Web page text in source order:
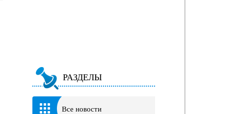
РАЗДЕЛЫ
Все новости